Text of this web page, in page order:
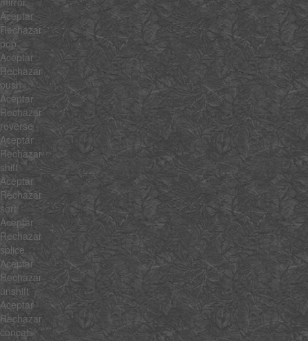
Aceptar
Rechazar
pop
Aceptar
Rechazar
push
Aceptar
Rechazar
reverse
Aceptar
Rechazar
shift
Aceptar
Rechazar
sort
Aceptar
Rechazar
splice
Aceptar
Rechazar
unshift
Aceptar
Rechazar
concat